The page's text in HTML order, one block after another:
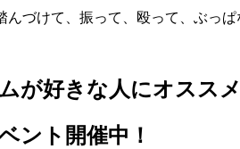
んづけて、振って、殴って、ぶっ
が好きな人にオスス
ント開催中！